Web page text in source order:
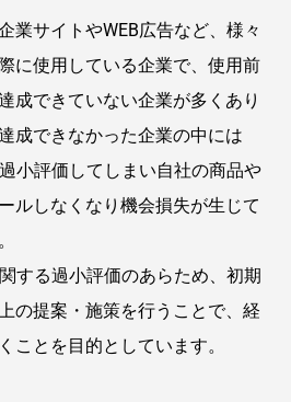
業サイトやWEB広告など、様々
に使用している企業で、使用前
成できていない企業が多くあり
成できなかった企業の中には
小評価してしまい自社の商品や
ルしなくなり機会損失が生じて
する過小評価のあらため、初期
の提案・施策を行うことで、経
ことを目的としています。